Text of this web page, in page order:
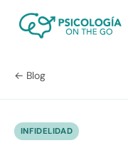
← Blog
INFIDELIDAD